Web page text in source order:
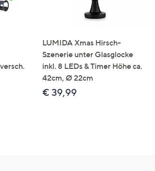
LUMIDA Xmas Hirsch-
Szenerie unter Glasglocke
inkl. 8 LEDs & Timer Höhe ca.
42cm, Ø 22cm
€ 39,99